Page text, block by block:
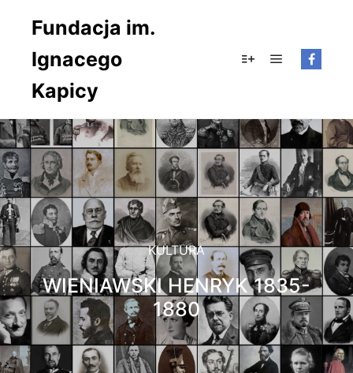
Fundacja im.
Ignacego
Kapicy
KULTURA
WIENIAWSKI HENRYK 1835-
1880